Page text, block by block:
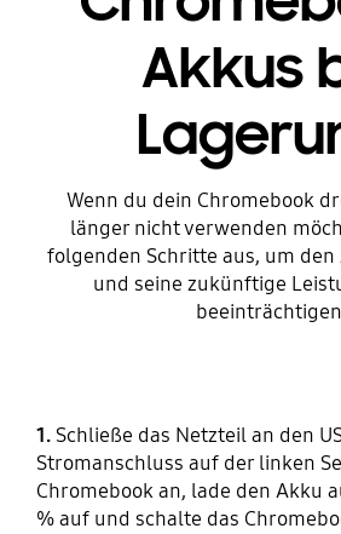
Akkus
Wenn du dein Chromebook
länger nicht verwenden
folgenden Schritte aus, um den
und seine zukünftige
1.Schließe das Netzteil an den
Stromanschluss auf der linken
Chromebook an, lade den Akku
% auf und schalte das